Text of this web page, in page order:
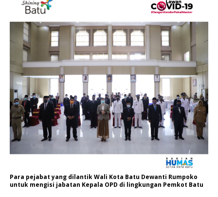
Para pejabat yang dilantik Wali Kota Batu Dewanti Rumpoko
untuk mengisi jabatan Kepala OPD di lingkungan Pemkot Batu